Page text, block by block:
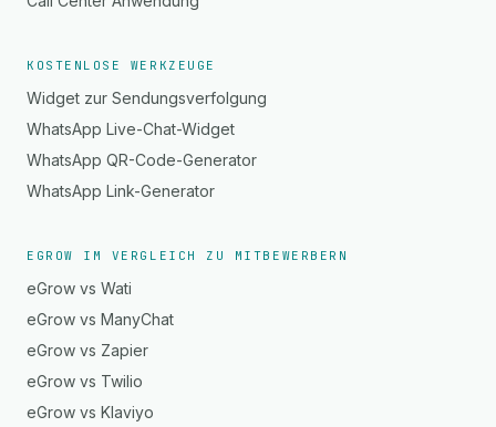
KOSTENLOSE WERKZEUGE
Widget zur Sendungsverfolgung
WhatsApp Live-Chat-Widget
WhatsApp QR-Code-Generator
WhatsApp Link-Generator
EGROW IM VERGLEICH ZU MITBEWERBERN
eGrow vs Wati
eGrow vs ManyChat
eGrow vs Zapier
eGrow vs Twilio
eGrow vs Klaviyo